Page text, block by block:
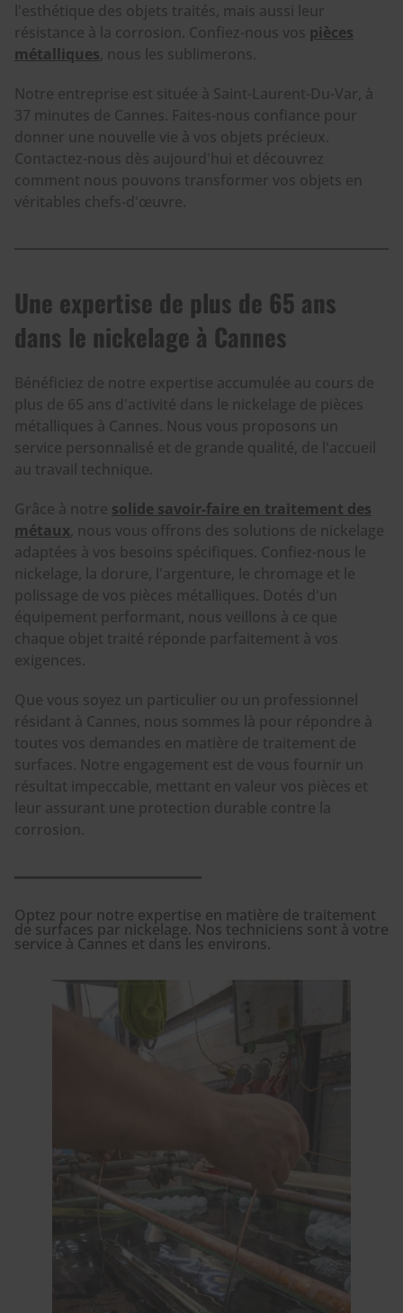
l'esthétique des objets traités, mais aussi leur
résistance à la corrosion. Confiez-nous vos pièces
métalliques, nous les sublimerons.
Notre entreprise est située à Saint-Laurent-Du-Var, à
37 minutes de Cannes. Faites-nous confiance pour
donner une nouvelle vie à vos objets précieux.
Contactez-nous dès aujourd'hui et découvrez
comment nous pouvons transformer vos objets en
véritables chefs-d'œuvre.
Une expertise de plus de 65 ans
dans le nickelage à Cannes
Bénéficiez de notre expertise accumulée au cours de
plus de 65 ans d'activité dans le nickelage de pièces
métalliques à Cannes. Nous vous proposons un
service personnalisé et de grande qualité, de l'accueil
au travail technique.
Grâce à notre solide savoir-faire en traitement des
métaux, nous vous offrons des solutions de nickelage
adaptées à vos besoins spécifiques. Confiez-nous le
nickelage, la dorure, l'argenture, le chromage et le
polissage de vos pièces métalliques. Dotés d'un
équipement performant, nous veillons à ce que
chaque objet traité réponde parfaitement à vos
exigences.
Que vous soyez un particulier ou un professionnel
résidant à Cannes, nous sommes là pour répondre à
toutes vos demandes en matière de traitement de
surfaces. Notre engagement est de vous fournir un
résultat impeccable, mettant en valeur vos pièces et
leur assurant une protection durable contre la
corrosion.
Optez pour notre expertise en matière de traitement
de surfaces par nickelage. Nos techniciens sont à votre
service à Cannes et dans les environs.